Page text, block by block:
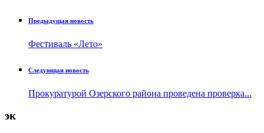
Предыдущая новость
Фестиваль «Лето»
Следующая новость
Прокуратурой Озерского района проведена проверка...
эк